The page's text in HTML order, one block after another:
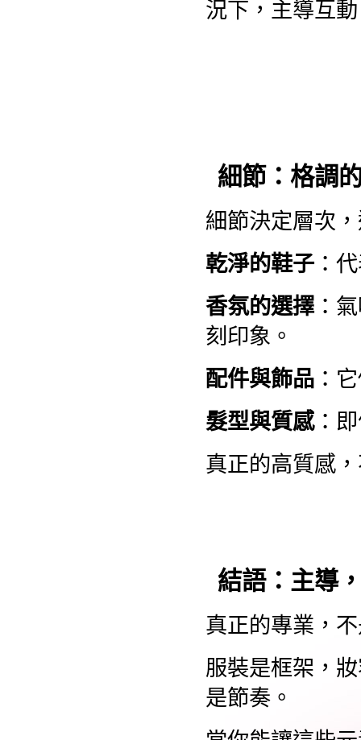
況下，主導互
細節：格調
細節決定層次
乾淨的鞋子 ：
香氛的選擇 ：
刻印象。
配件與飾品 ：
髮型與質感：
真正的高質感
結語：主導
真正的專業，
服裝是框架，
是節奏。